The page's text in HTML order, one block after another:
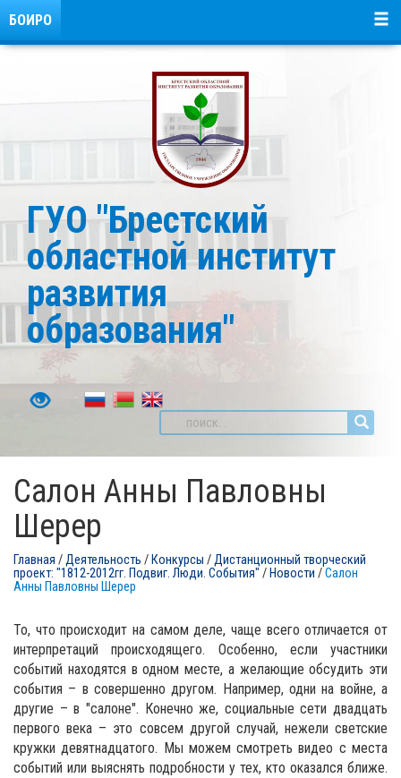
ГУО "Брестский
областной институт
развития
образования"
БОИРО
Салон Анны Павловны
Шерер
Главная /Деятельность / Конкурсы /Дистанционный творческий
проект: "1812-2012гг. Подвиг. Люди. События" / Новости /Салон
Анны Павловны Шерер
То, что происходит на самом деле, чаще всего отличается от
интерпретаций происходящего. Особенно, если участники
событий находятся в одном месте, а желающие обсудить эти
события – в совершенно другом. Например, одни на войне, а
другие – в "салоне". Конечно же, социальные сети двадцать
первого века – это совсем другой случай, нежели светские
кружки девятнадцатого. Мы можем смотреть видео с места
событий или выяснять подробности у тех, кто оказался ближе.